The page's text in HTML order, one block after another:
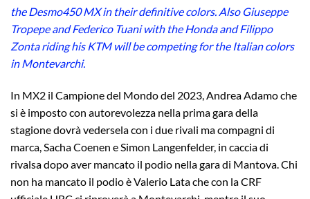
the Desmo450 MX in their definitive colors. Also Giuseppe
Tropepe and Federico Tuani with the Honda and Filippo
Zonta riding his KTM will be competing for the Italian colors
in Montevarchi.
In MX2 il Campione del Mondo del 2023, Andrea Adamo che
si è imposto con autorevolezza nella prima gara della
stagione dovrà vedersela con i due rivali ma compagni di
marca, Sacha Coenen e Simon Langenfelder, in caccia di
rivalsa dopo aver mancato il podio nella gara di Mantova. Chi
non ha mancato il podio è Valerio Lata che con la CRF